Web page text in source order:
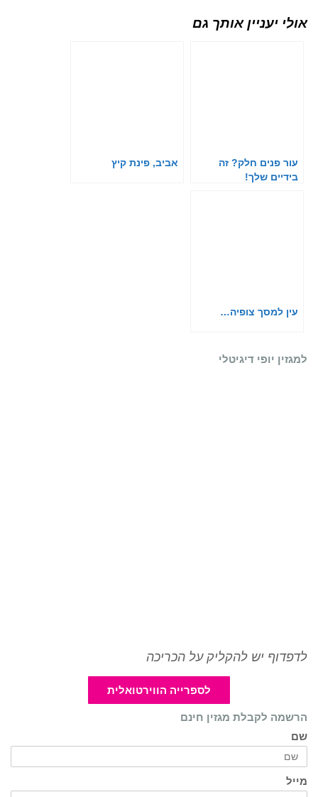
אולי יעניין אותך גם
עור פנים חלק? זה
בידיים שלך!
אביב, פינת קיץ
עין למסך צופיה…
למגזין יופי דיגיטלי
לדפדוף יש להקליק על הכריכה
לספרייה הווירטואלית
הרשמה לקבלת מגזין חינם
שם
מייל